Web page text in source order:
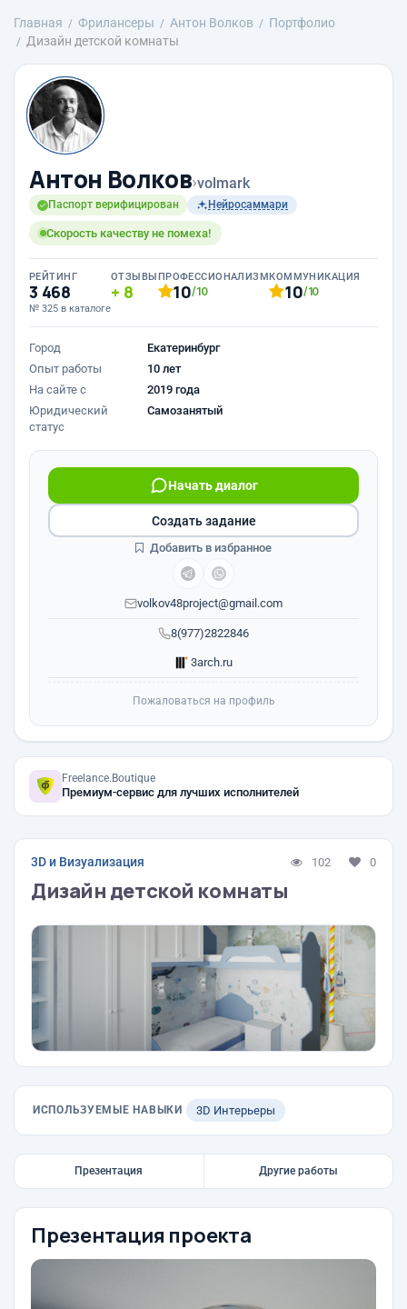
Главная Фрилансеры Антон Волков
Портфолио
Дизайн детской комнаты
Антон Волков›volmark
Паспорт верифицирован Нейросаммари
Скорость качеству не помеха!
РЕЙТИНГ
3 468
№ 325 в каталоге
ОТЗЫВЫ
8
ПРОФЕССИОНАЛИЗМ
10/10
КОММУНИКАЦИЯ
10/10
Город
Екатеринбург
Опыт работы
10 лет
На сайте с
2019 года
Юридический
статус
Самозанятый
8(977)2822846
Начать диалог
volkov48project@gmail.com
3arch.ru
Создать задание
Добавить в избранное
Пожаловаться на профиль
Freelance.Boutique
Премиум-сервис для лучших исполнителей
3D и Визуализация 102 0
Дизайн детской комнаты
ИСПОЛЬЗУЕМЫЕ НАВЫКИ 3D Интерьеры
Презентация Другие работы
Презентация проекта